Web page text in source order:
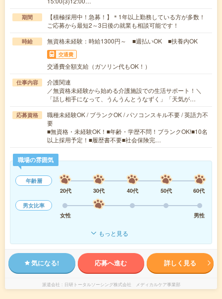
期間
【積極採用中！急募！】＊1年以上勤務している方が多数！
ご応募から最短2～3日後の就業も相談可能です！
時給 無資格未経験：時給1300円～ ■週払いOK ■扶養内OK
交通費
交通費全額支給（ガソリン代もOK！）
仕事内容
介護関連
／無資格未経験から始める介護施設での生活サポート！＼
「話し相手になって、うんうんとうなずく」「天気が…
応募資格
職種未経験OK / ブランクOK / パソコンスキル不要 / 英語力不
要
■無資格・未経験OK！■年齢・学歴不問！ブランクOK!■10名
以上採用予定！■履歴書不要■社会保険完…
職場の雰囲気
年齢層
20代
30代 40代 50代
60代
男女比率
女性
男性
もっと見る
気になる! 応募へ進む 詳しく見る
派遣会社 日研トータルソーシング株式会社 メディカルケア事業部